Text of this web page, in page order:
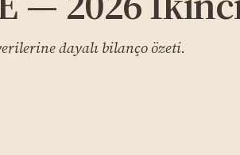
dayalı bilanço özeti.